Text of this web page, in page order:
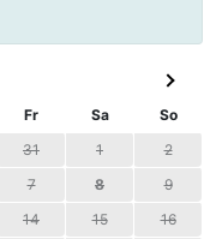
Fr Sa
So
31 1
2
7 8
9
14 15
16